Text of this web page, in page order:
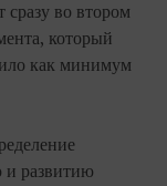
сразу во втором
который
как минимум
и развитию